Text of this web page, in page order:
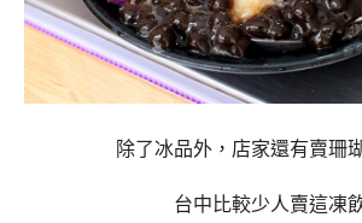
除了冰品外，店家還有賣珊
台中比較少人賣這凍